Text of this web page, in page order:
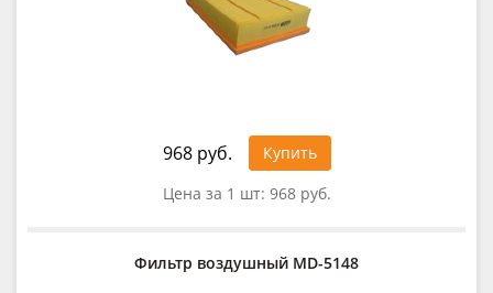
968 руб.
Купить
Цена за 1 шт: 968 руб.
Фильтр воздушный MD-5148